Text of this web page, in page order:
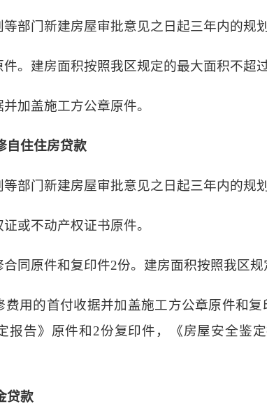
部门新建房屋审批意见之日起三年内的规
。建房面积按照我区规定的最大面积不超
加盖施工方公章原件。
自住住房贷款
部门新建房屋审批意见之日起三年内的规
或不动产权证书原件。
同原件和复印件2份。建房面积按照我区
费用的首付收据并加盖施工方公章原件和复
报告》原件和2份复印件，《房屋安全鉴
贷款